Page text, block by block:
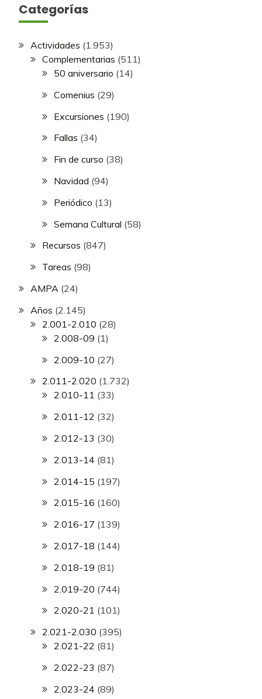
Categorías
Actividades (1.953)
Complementarias (511)
50 aniversario (14)
Comenius (29)
Excursiones (190)
Fallas (34)
Fin de curso (38)
Navidad (94)
Periódico (13)
Semana Cultural (58)
Recursos (847)
Tareas (98)
AMPA (24)
Años (2.145)
2.001-2.010 (28)
2.008-09 (1)
2.009-10 (27)
2.011-2.020 (1.732)
2.010-11 (33)
2.011-12 (32)
2.012-13 (30)
2.013-14 (81)
2.014-15 (197)
2.015-16 (160)
2.016-17 (139)
2.017-18 (144)
2.018-19 (81)
2.019-20 (744)
2.020-21 (101)
2.021-2.030 (395)
2.021-22 (81)
2.022-23 (87)
2.023-24 (89)